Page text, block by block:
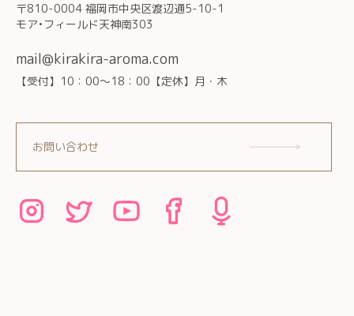
〒810-0004 福岡市中央区渡辺通5-10-1
モア•フィールド天神南303
mail@kirakira-aroma.com
【受付】10：00～18：00【定休】月・木
お問い合わせ